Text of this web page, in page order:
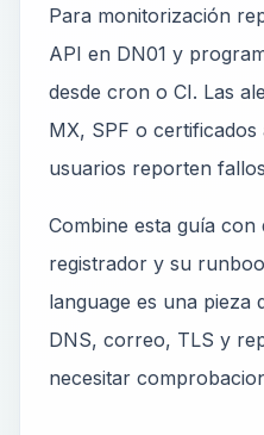
Para monitorización
API en DN01 y
desde cron o CI. Las
MX, SPF o certificados
usuarios reporten
Combine esta guía
registrador y su
language es una
DNS, correo, TLS y
necesitar